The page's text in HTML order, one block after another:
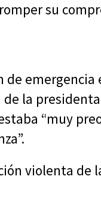
su
emergencia
la
“muy
violenta de